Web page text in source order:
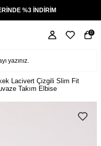
%3 İNDİRİM
0
Lacivert Çizgili Slim Fit
Takım Elbise